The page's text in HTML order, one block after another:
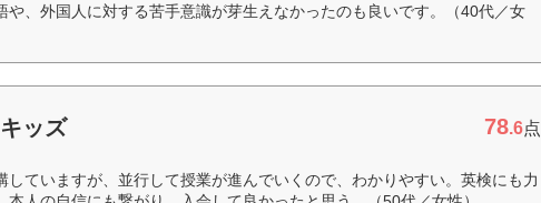
や、外国人に対する苦手意識が芽生えなかったのも良いです。（40代／女
ッズ 78.6点
していますが、並行して授業が進んでいくので、わかりやすい。英検にも力